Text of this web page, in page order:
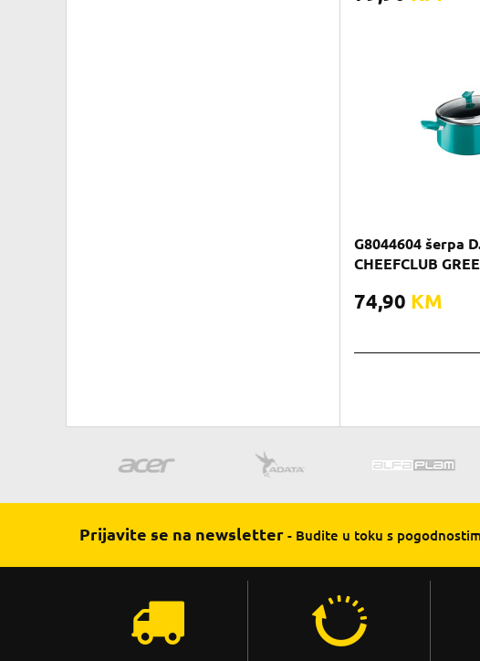
G8044604 šerpa
CHEEFCLUB
74,90 KM
Prijavite se na newsletter - Budite u toku s